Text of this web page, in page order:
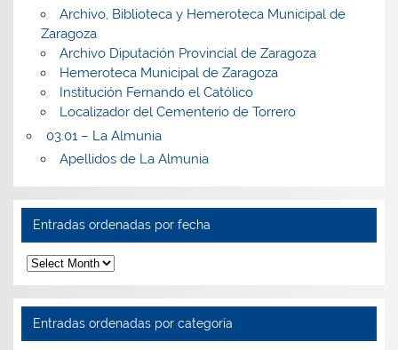
Archivo, Biblioteca y Hemeroteca Municipal de
Zaragoza
Archivo Diputación Provincial de Zaragoza
Hemeroteca Municipal de Zaragoza
Institución Fernando el Católico
Localizador del Cementerio de Torrero
03.01 – La Almunia
Apellidos de La Almunia
Entradas ordenadas por fecha
Entradas
ordenadas
por
fecha
Entradas ordenadas por categoría